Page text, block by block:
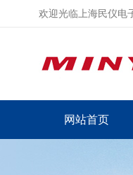
欢迎光临上海民仪电
网站首页